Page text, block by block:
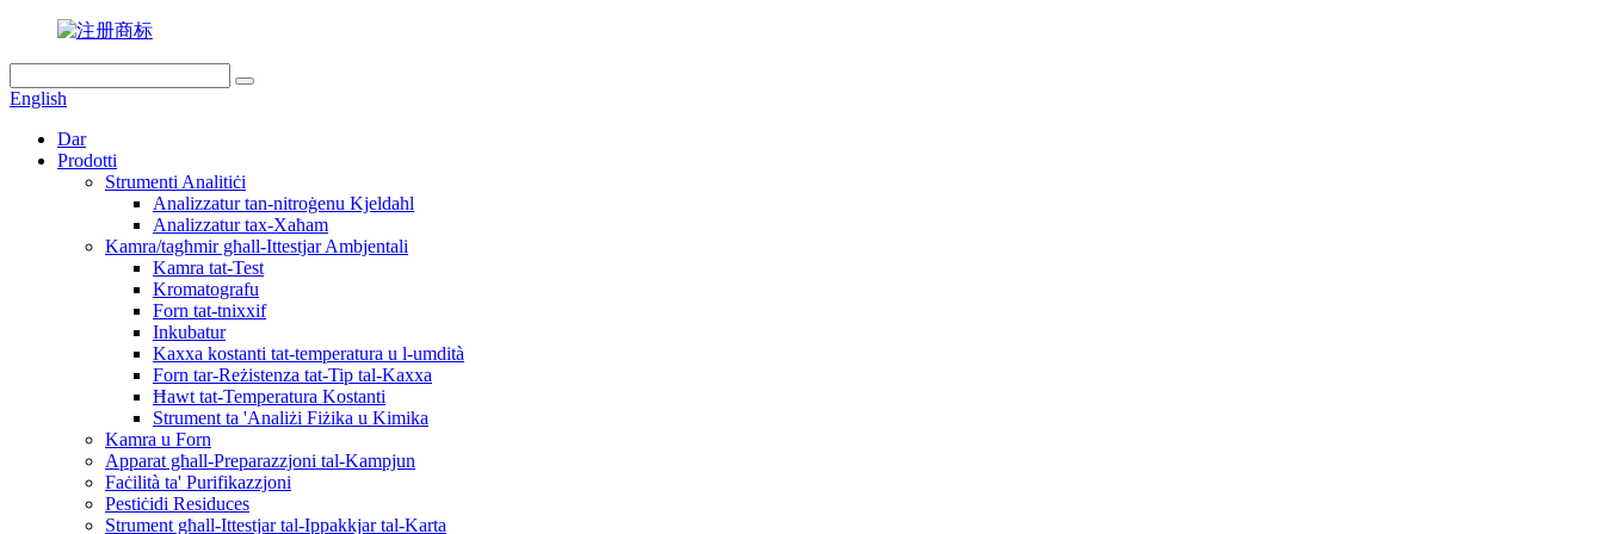
English
Dar
Prodotti
Strumenti Analitiċi
Analizzatur tan-nitroġenu Kjeldahl
Analizzatur tax-Xaħam
Kamra/tagħmir għall-Ittestjar Ambjentali
Kamra tat-Test
Kromatografu
Forn tat-tnixxif
Inkubatur
Kaxxa kostanti tat-temperatura u l-umdità
Forn tar-Reżistenza tat-Tip tal-Kaxxa
Ħawt tat-Temperatura Kostanti
Strument ta 'Analiżi Fiżika u Kimika
Kamra u Forn
Apparat għall-Preparazzjoni tal-Kampjun
Faċilità ta' Purifikazzjoni
Pestiċidi Residuces
Strument għall-Ittestjar tal-Ippakkjar tal-Karta